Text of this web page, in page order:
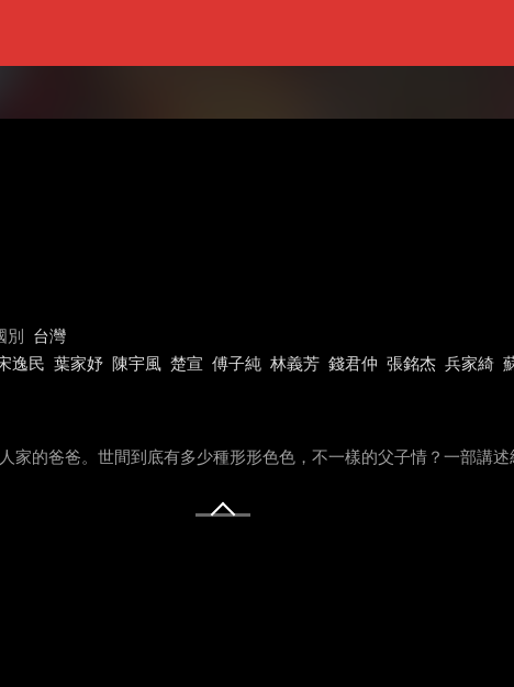
別 台灣
逸民 葉家妤 陳宇風 楚宣 傅子純 林義芳 錢君仲 張銘杰 兵家綺
的爸爸。世間到底有多少種形形色色，不一樣的父子情？一部講